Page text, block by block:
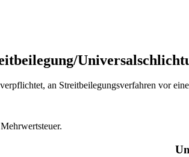
an Streitbeilegungsverfahren vor